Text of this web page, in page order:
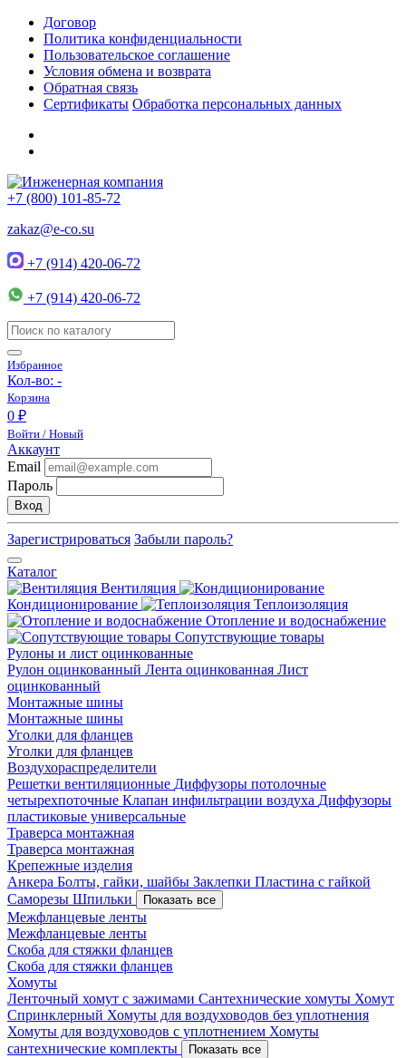
Договор
Политика конфиденциальности
Пользовательское соглашение
Условия обмена и возврата
Обратная связь
Сертификаты Обработка персональных данных
+7 (800) 101-85-72
zakaz@e-co.su
+7 (914) 420-06-72
+7 (914) 420-06-72
Избранное
Кол-во: -
Корзина
0 ₽
Войти / Новый
Аккаунт
Email
Пароль
Вход
Зарегистрироваться Забыли пароль?
Каталог
Вентиляция
Кондиционирование
Теплоизоляция
Отопление и водоснабжение
Сопутствующие товары
Рулоны и лист оцинкованные
Рулон оцинкованный Лента оцинкованная Лист
оцинкованный
Монтажные шины
Монтажные шины
Уголки для фланцев
Уголки для фланцев
Воздухораспределители
Решетки вентиляционные Диффузоры потолочные
четырехпоточные Клапан инфильтрации воздуха Диффузоры
пластиковые универсальные
Траверса монтажная
Траверса монтажная
Крепежные изделия
Анкера Болты, гайки, шайбы Заклепки Пластина с гайкой
Саморезы Шпильки Показать все
Межфланцевые ленты
Межфланцевые ленты
Скоба для стяжки фланцев
Скоба для стяжки фланцев
Хомуты
Ленточный хомут с зажимами Сантехнические хомуты Хомут
Спринклерный Хомуты для воздуховодов без уплотнения
Хомуты для воздуховодов с уплотнением Хомуты
сантехнические комплекты
Показать все